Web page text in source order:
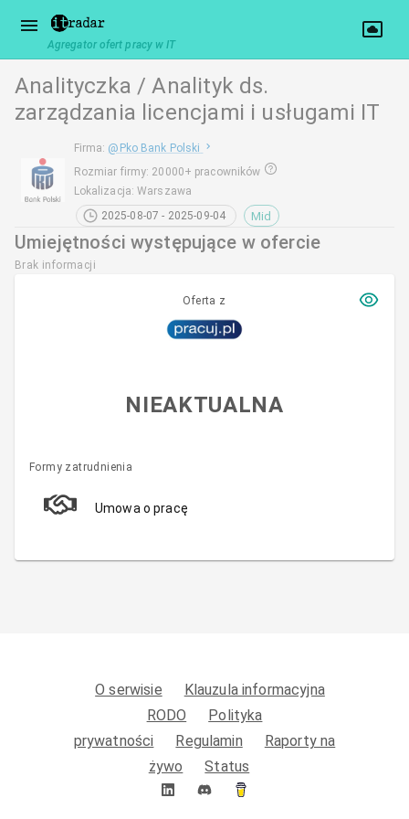
Agregator ofert pracy w IT
Analityczka / Analityk ds.
zarządzania licencjami i usługami IT
Firma: @ Pko Bank Polski
Rozmiar firmy: 20000+ pracowników
Lokalizacja:Warszawa
2025-08-07 - 2025-09-04
Mid
Umiejętności występujące w ofercie
Brak informacji
Oferta z
NIEAKTUALNA
Formy zatrudnienia
Umowa o pracę
O serwisie
Klauzula informacyjna
RODO
Polityka
prywatności
Regulamin
Raporty na
żywo
Status